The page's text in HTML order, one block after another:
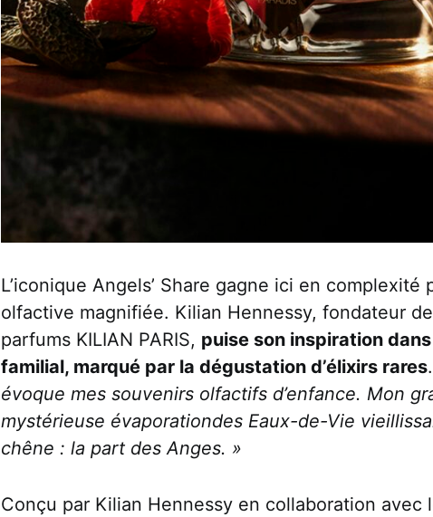
L’iconique Angels’ Share gagne ici en
olfactive magnifiée. Kilian Hennessy, fondateur
parfums KILIAN PARIS, puise son inspiration
familial, marqué par la dégustation d’élixirs rares.
évoque mes souvenirs olfactifs d’enfance. Mon
mystérieuse évaporationdes Eaux-de-Vie
chêne : la part des Anges. »
Conçu par Kilian Hennessy en collaboration avec